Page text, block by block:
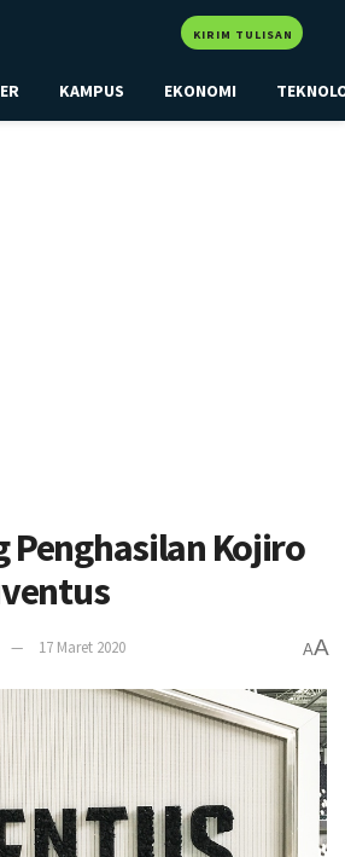
KIRIM TULISAN
KAMPUS EKONOMI
Penghasilan Kojiro
17 Maret 2020 AA